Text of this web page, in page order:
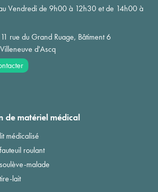
Vendredi de 9h00 à 12h30 et de 14h00 à
rue du Grand Ruage, Bâtiment 6
d'Ascq
de matériel médical
médicalisé
roulant
malade
lait